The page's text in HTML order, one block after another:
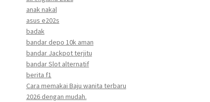
anak nakal
asus e202s
badak
bandar depo 10k aman
bandar Jackpot terjitu
bandar Slot alternatif
berita f1
Cara memakai Baju wanita terbaru
2026 dengan mudah.